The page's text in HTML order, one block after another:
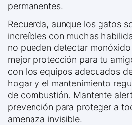
permanentes.
Recuerda, aunque los gatos
increíbles con muchas
no pueden detectar
mejor protección para tu
con los equipos adecuados
hogar y el mantenimiento
de combustión. Mantente
prevención para proteger a
amenaza invisible.